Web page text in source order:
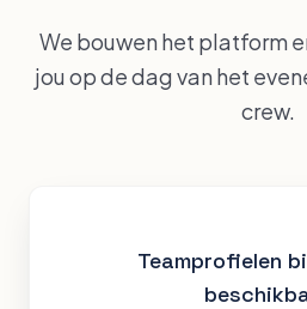
We bouwen het platform
jou op de dag van het
crew.
Teamprofielen